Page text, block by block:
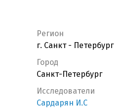
Регион
г. Санкт - Петербург
Город
Санкт-Петербург
Исследователи
Сардарян И.С